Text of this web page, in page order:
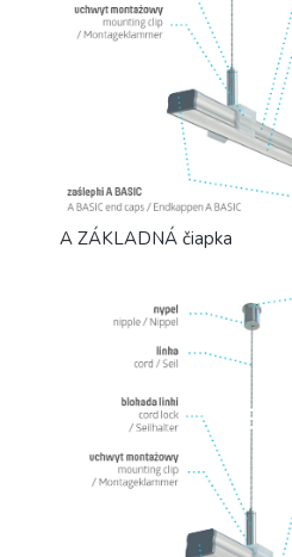
A ZÁKLADNÁ čiapka